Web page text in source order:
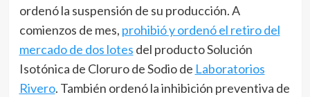
ordenó la suspensión de su producción. A
comienzos de mes, prohibió y ordenó el retiro del
mercado de dos lotes del producto Solución
Isotónica de Cloruro de Sodio de Laboratorios
Rivero. También ordenó la inhibición preventiva de